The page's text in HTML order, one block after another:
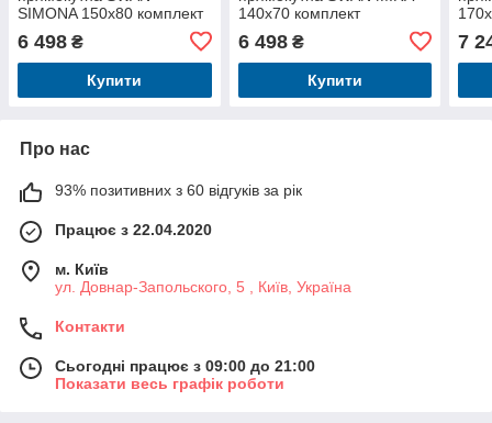
SIMONA 150x80 комплект
6 498 ₴
Купити
140x70 комплект
6 498₴
Купити
7
Про нас
93% позитивних з 60 відгуків за рік
Працює з 22.04.2020
м. Київ
ул. Довнар-Запольского, 5 , Київ, Україна
Контакти
Сьогодні працює з 09:00 до 21:00
Показати весь графік роботи